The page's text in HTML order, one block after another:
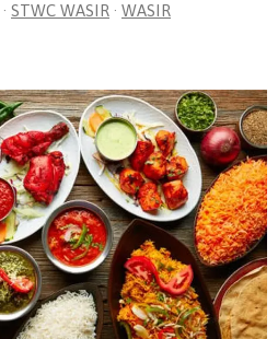
· STWC WASIR · WASIR